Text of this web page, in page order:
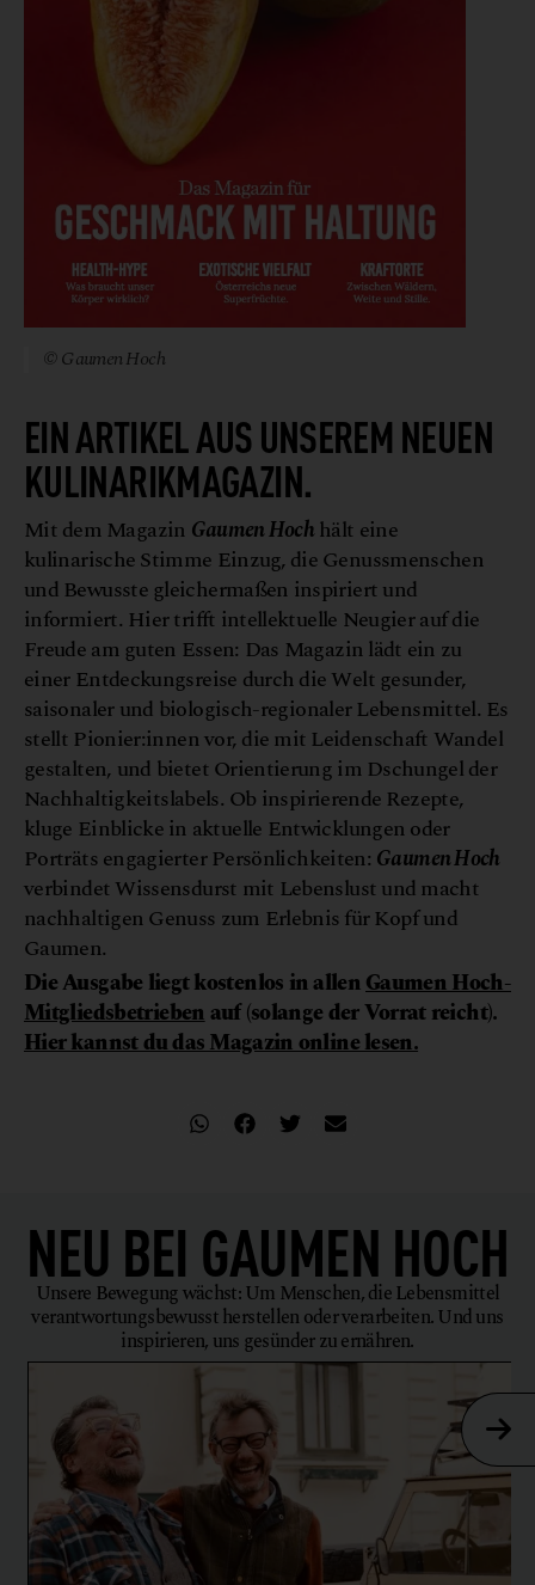
© Gaumen Hoch
EIN ARTIKEL AUS UNSEREM NEUEN
KULINARIKMAGAZIN.
Mit dem Magazin Gaumen Hochhält eine
kulinarische Stimme Einzug, die Genussmenschen
und Bewusste gleichermaßen inspiriert und
informiert. Hier trifft intellektuelle Neugier auf die
Freude am guten Essen: Das Magazin lädt ein zu
einer Entdeckungsreise durch die Welt gesunder,
saisonaler und biologisch-regionaler Lebensmittel. Es
stellt Pionier:innen vor, die mit Leidenschaft Wandel
gestalten, und bietet Orientierung im Dschungel der
Nachhaltigkeitslabels. Ob inspirierende Rezepte,
kluge Einblicke in aktuelle Entwicklungen oder
Porträts engagierter Persönlichkeiten: Gaumen Hoch
verbindet Wissensdurst mit Lebenslust und macht
nachhaltigen Genuss zum Erlebnis für Kopf und
Gaumen.
Die Ausgabe liegt kostenlos in allenGaumen Hoch-
Mitgliedsbetriebenauf(solange der Vorrat reicht).
Hier kannst du das Magazin online lesen.
NEU BEI GAUMEN HOCH
Unsere Bewegung wächst: Um Menschen, die Lebensmittel
verantwortungsbewusst herstellen oder verarbeiten. Und uns
inspirieren, uns gesünder zu ernähren.